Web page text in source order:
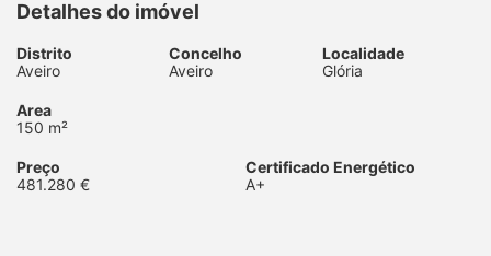
Detalhes do imóvel
Distrito
Aveiro
Concelho
Aveiro
Localidade
Glória
Area
150 m²
Preço
481.280 €
Certificado Energético
A+